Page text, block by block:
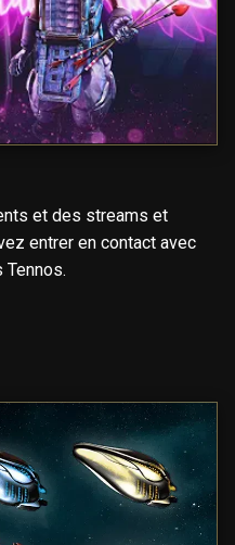
et des streams et
entrer en contact avec